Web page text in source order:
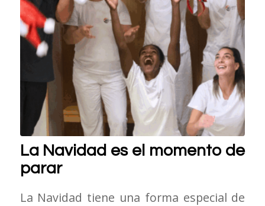
La Navidad es el momento de
parar
La Navidad tiene una forma especial de